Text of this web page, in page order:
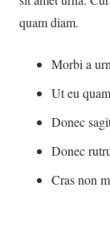
quam diam.
Morbi a
Ut eu
Donec
Donec
Cras non